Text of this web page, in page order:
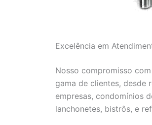
Excelência em
Nosso compromisso
gama de clientes, desde
empresas, condomínios
lanchonetes, bistrôs, e